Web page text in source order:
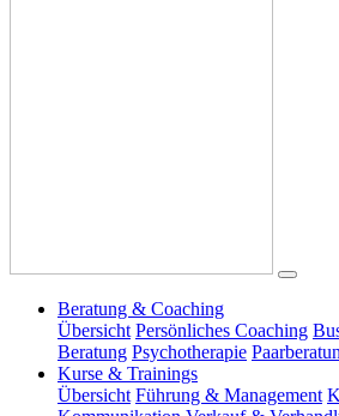
Beratung & Coaching
Übersicht Persönliches Coaching
Beratung Psychotherapie
Kurse & Trainings
Übersicht Führung & Management